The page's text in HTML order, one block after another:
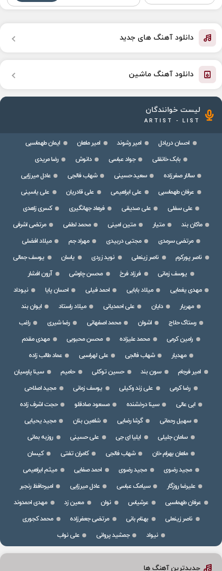
دانلود آهنگ های جدید
دانلود آهنگ ماشین
لیست خوانندگان
ARTIST - LIST
احسان دریادل امیر رشوند امیر ماهان
ایمان طهماسبی
بابک خانقلی
جواد عباسی دانوش
رضا مریدی
سالار صفرزاده
سعید حسینی شهاب فالجی
عادل میرزایی
عرفان طهماسبی
علی ابراهیمی علی قادریان
علی یاسینی
علی سفلی
علی صدیقی فرهاد جهانگیری
کسری زاهدی
ماکان بند
متیار متین امینی محمد لطفی
مرتضی اشرفی
مرتضی سرمدی
مجتبی دربیدی مهراد جم
میلاد افضلی
ناصر پورکرم
ناصر زینعلی نوید زردی یاسان
یوسف جمالی
یوسف زمانی
فرزاد فرخ محسن چاوشی
آرون افشار
مهدی یغمایی
میلاد بابایی احمد فیلی احسان پایا
نیوداد
مهریار
دایان علی احمدیانی میلاد راستاد
ایوان بند
رستاک حلاج
اشوان محمد اصفهانی رضا شیری
راغب
رامین کرمی
محمد علیزاده محسن محبوبی
مهدی مقدم
مهدیار
شهاب فالجی علی لهراسبی
عماد طالب زاده
امیر فرجام
سون بند حسین توکلی حامیم
سینا پارسیان
رضا کرمی
علی زند وکیلی یوسف زمانی
مجید اصلاحی
ابی عالی
سینا درخشنده مسعود صادقلو
حجت اشرف زاده
سهیل رحمانی
گرشا رضایی شاهین بنان
مجید یحیایی
سامان جلیلی
ایلیا ای جی علی حسینی
روزبه بمانی
ماهان بهرام خان
شهاب فالجی کامران تفتی
کیسان
مجید رضوی
مجید رضوی احمد صفایی
میثم ابراهیمی
علیرضا روزگار
سیامک عباسی عادل میرزایی
امیرحافظ رنجبر
عرفان طهماسبی
عرشیاس نوان معین زد
مهدی احمدوند
ناصر زینعلی
بهنام بانی مرتضی جعفرزاده
محمد کجوری
نیواد
جمشید پروانی علی نواب
جدیدترین آهنگ ها